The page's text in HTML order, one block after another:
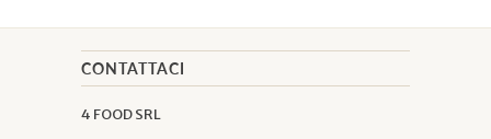
CONTATTACI
4 FOOD SRL